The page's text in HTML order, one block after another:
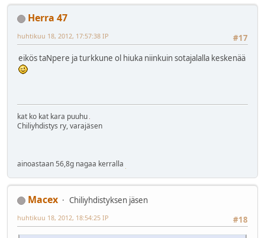
Herra 47
#17
huhtikuu 18, 2012, 17:57:38 IP
eikös taNpere ja turkkune ol hiuka niinkuin sotajalalla keskenää
kat ko kat kara puuhu
Chiliyhdistys ry, varajäsen
ainoastaan 56,8g nagaa kerralla
Macex
Chiliyhdistyksen jäsen
#18
huhtikuu 18, 2012, 18:54:25 IP